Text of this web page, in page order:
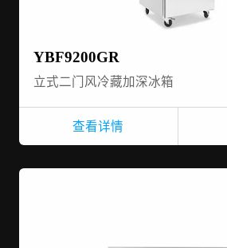
YBF9200GR
立式二门风冷藏加深冰箱
查看详情